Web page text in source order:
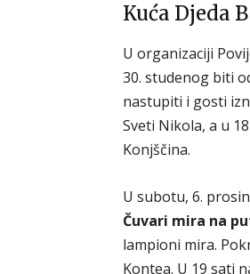
Kuća Djeda
U organizaciji
30. studenog biti
nastupiti i gosti
Sveti Nikola, a u
Konjščina.
U subotu, 6.
Čuvari mira na
lampioni mira.
Kontea. U 19 sati